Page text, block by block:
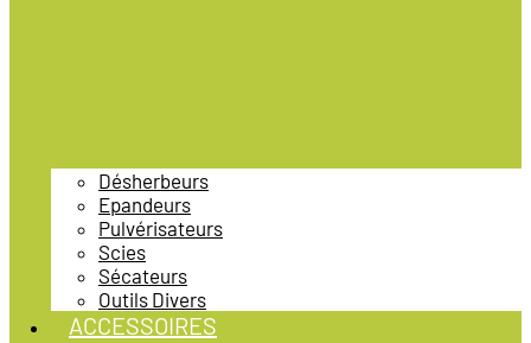
Désherbeurs
Epandeurs
Pulvérisateurs
Scies
Sécateurs
Outils Divers
ACCESSOIRES